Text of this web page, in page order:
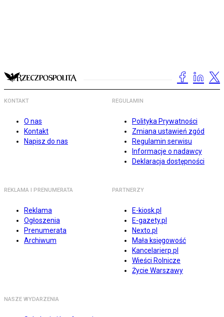
KONTAKT
O nas
Kontakt
Napisz do nas
REGULAMIN
Polityka Prywatności
Zmiana ustawień zgód
Regulamin serwisu
Informacje o nadawcy
Deklaracja dostępności
REKLAMA I PRENUMERATA
Reklama
Ogłoszenia
Prenumerata
Archiwum
PARTNERZY
E-kiosk.pl
E-gazety.pl
Nexto.pl
Mała księgowość
Kancelarierp.pl
Wieści Rolnicze
Życie Warszawy
NASZE WYDARZENIA